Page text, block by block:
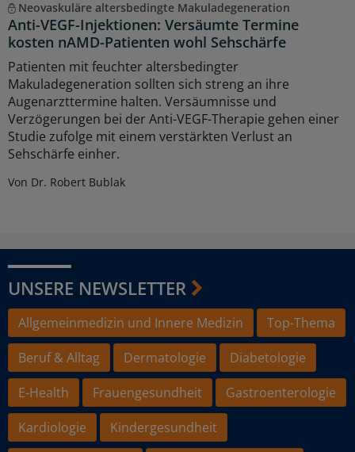
Neovaskuläre altersbedingte Makuladegeneration
Anti-VEGF-Injektionen: Versäumte Termine
kosten nAMD-Patienten wohl Sehschärfe
Patienten mit feuchter altersbedingter
Makuladegeneration sollten sich streng an ihre
Augenarzttermine halten. Versäumnisse und
Verzögerungen bei der Anti-VEGF-Therapie gehen einer
Studie zufolge mit einem verstärkten Verlust an
Sehschärfe einher.
Von Dr. Robert Bublak
UNSERE NEWSLETTER
Allgemeinmedizin und Innere Medizin
Top-Thema
Beruf & Alltag
Dermatologie
Diabetologie
E-Health
Frauengesundheit
Gastroenterologie
Kardiologie
Kindergesundheit